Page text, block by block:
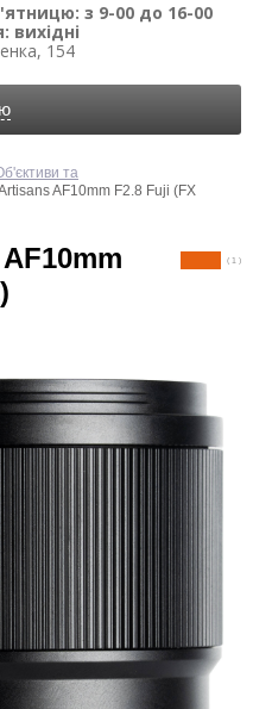
з 9-00 до 16-00
вихідні
154
та
AF10mm F2.8 Fuji (FX
( 1 )